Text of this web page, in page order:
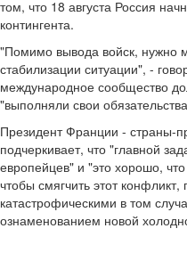
том, что 18 августа Россия
контингента.
"Помимо вывода войск, нужно
стабилизации ситуации", -
международное сообщество
"выполняли свои
Президент Франции - страны-
подчеркивает, что "главной
европейцев" и "это хорошо,
чтобы смягчить этот конфликт,
катастрофическими в том
ознаменованием новой